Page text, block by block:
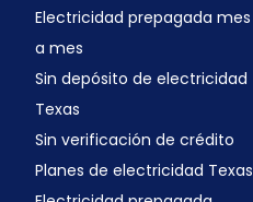
Electricidad prepagada mes
a mes
Sin depósito de electricidad
Texas
Sin verificación de crédito
Planes de electricidad Texas